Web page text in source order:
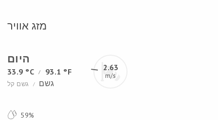
מזג אוויר
היום
33.9 °C /
93.1 °F
גשם
/ גשם קל
2.63
m/s
59%